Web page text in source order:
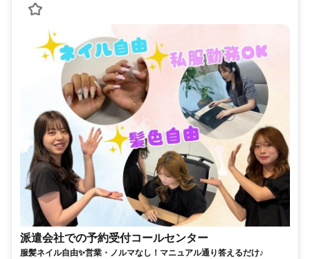
派遣会社での予約受付コールセンター
服髪ネイル自由✨営業・ノルマなし！マニュアル通り答えるだけ♪